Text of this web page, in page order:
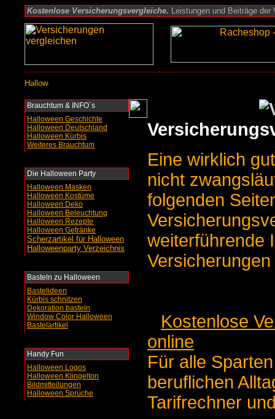
Kostenlose Versicherungsvergleiche. Leistungen und Beiträge
Brauchtum & INFO´s
Halloween Geschichte
Halloween Deutschland
Halloween Kürbis
Weiteres Brauchtum
Die Halloween Party
Halloween Masken
Halloween Kostüme
Halloween Deko
Halloween Beleuchtung
Halloween Rezepte
Halloween Getränke
Scherzartikel für Halloween
Halloweenparty Verzeichnis
Basteln zu Halloween
Bastelideen
Kürbis schnitzen
Dekoration basteln
Window Color Halloween
Bastelartikel
Handy Fun
Halloween Logos
Halloween Klingelton
Bildmitteilungen
Halloween Sprüche
Eine wirklich
nicht
folgenden
weiterführende
Versicherungen
Kostenlose
online
Für alle
beruflichen
Tarifrechner